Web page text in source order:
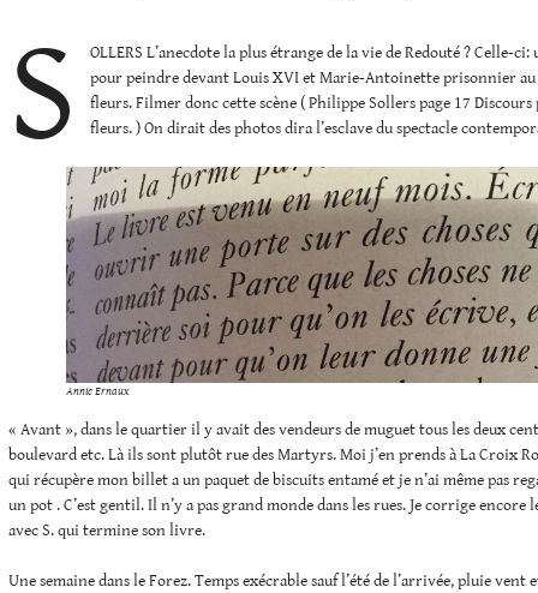
S
OLLERS L’anecdote la plus étrange de la vie de Redouté ? Celle-
pour peindre devant Louis XVI et Marie-Antoinette prisonnier au
fleurs. Filmer donc cette scène ( Philippe Sollers page 17
fleurs. ) On dirait des photos dira l’esclave du spectacle
Annie Ernaux
« Avant », dans le quartier il y avait des vendeurs de muguet tous les deux
boulevard etc. Là ils sont plutôt rue des Martyrs. Moi j’en prends à La Croix
qui récupère mon billet a un paquet de biscuits entamé et je n’ai même pas
un pot . C’est gentil. Il n’y a pas grand monde dans les rues. Je corrige encore
avec S. qui termine son livre.
Une semaine dans le Forez. Temps exécrable sauf l’été de l’arrivée, pluie vent